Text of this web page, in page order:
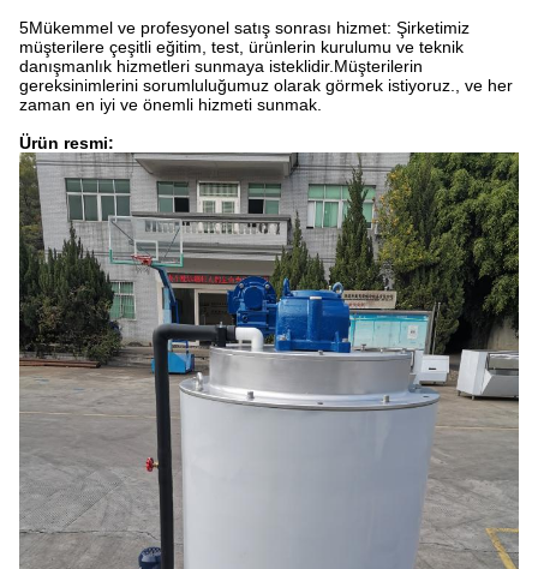
5Mükemmel ve profesyonel satış sonrası hizmet: Şirketimiz
müşterilere çeşitli eğitim, test, ürünlerin kurulumu ve teknik
danışmanlık hizmetleri sunmaya isteklidir.Müşterilerin
gereksinimlerini sorumluluğumuz olarak görmek istiyoruz., ve her
zaman en iyi ve önemli hizmeti sunmak.
Ürün resmi: